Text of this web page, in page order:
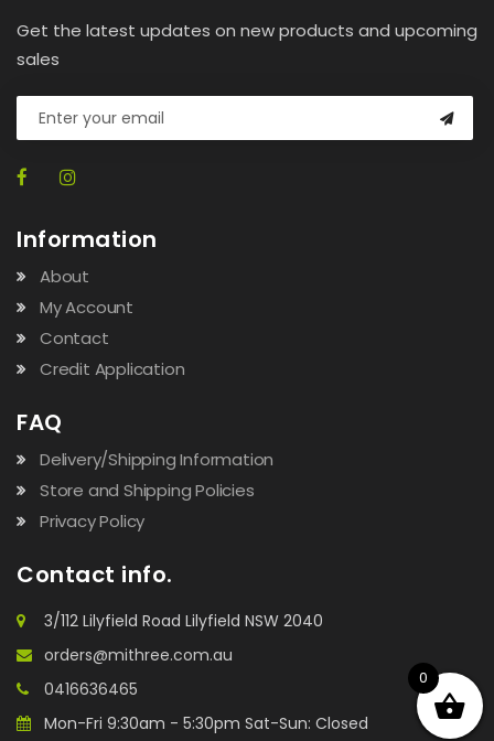
Get the latest updates on new products and upcoming
sales
Information
About
My Account
Contact
Credit Application
FAQ
Delivery/Shipping Information
Store and Shipping Policies
Privacy Policy
Contact info.
3/112 Lilyfield Road Lilyfield NSW 2040
orders@mithree.com.au
0416636465
Mon-Fri 9:30am - 5:30pm Sat-Sun: Closed
0